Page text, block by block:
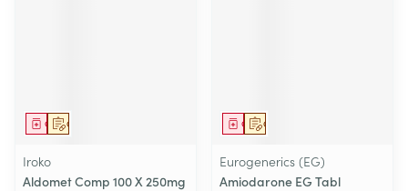
Op voorschrift
Geneesmiddel
Iroko
Aldomet Comp 100 X 250mg
Op voorschrift
Geneesmiddel
Eurogenerics (EG)
Amiodarone EG Tabl